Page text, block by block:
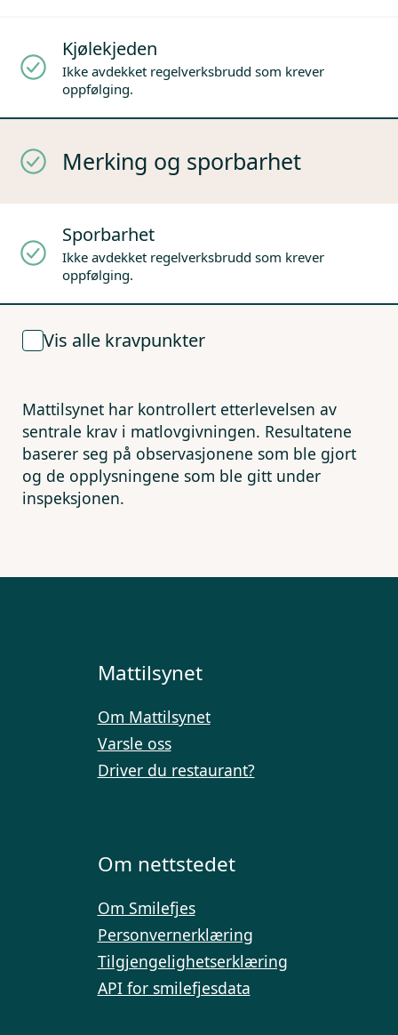
Kjølekjeden
Ikke avdekket regelverksbrudd som krever
oppfølging.
Merking og sporbarhet
Sporbarhet
Ikke avdekket regelverksbrudd som krever
oppfølging.
Vis alle kravpunkter
Mattilsynet har kontrollert etterlevelsen av
sentrale krav i matlovgivningen. Resultatene
baserer seg på observasjonene som ble gjort
og de opplysningene som ble gitt under
inspeksjonen.
Mattilsynet
Om Mattilsynet
Varsle oss
Driver du restaurant?
Om nettstedet
Om Smilefjes
Personvernerklæring
Tilgjengelighetserklæring
API for smilefjesdata